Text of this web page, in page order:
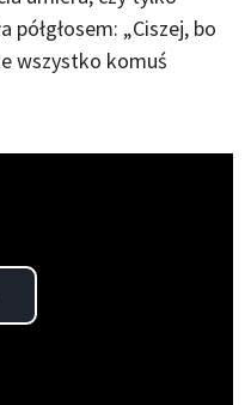
półgłosem: „Ciszej, bo
wszystko komuś